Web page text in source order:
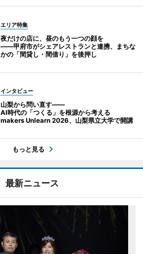
エリア特集
夜だけの店に、昼のもう一つの顔を
――甲府市がシェアレストランと連携、まちな
かの「間貸し・間借り」を後押し
インタビュー
山梨から問い直す――
AI時代の「つくる」を根源から考える
makers Unlearn 2026、山梨県立大学で開講
もっと見る
最新ニュース